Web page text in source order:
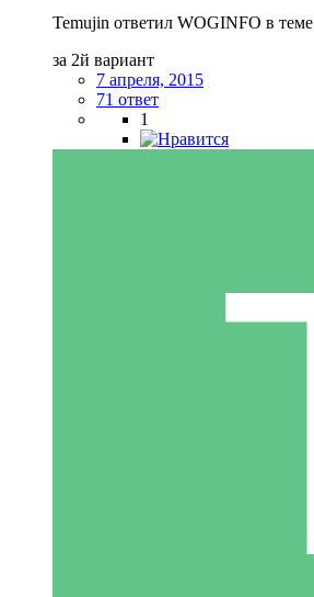
Temujin ответил WOGINFO в теме
за 2й вариант
7 апреля, 2015
71 ответ
1